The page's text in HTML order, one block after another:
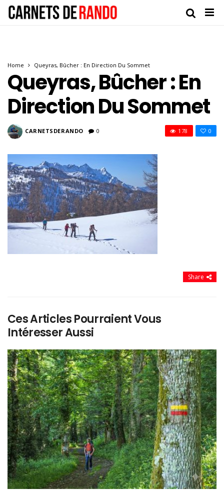
Home Queyras, Bûcher : En Direction Du Sommet
Queyras, Bûcher : En
Direction Du Sommet
CARNETSDERANDO 0 0
178
Share
Ces Articles Pourraient Vous
Intéresser Aussi